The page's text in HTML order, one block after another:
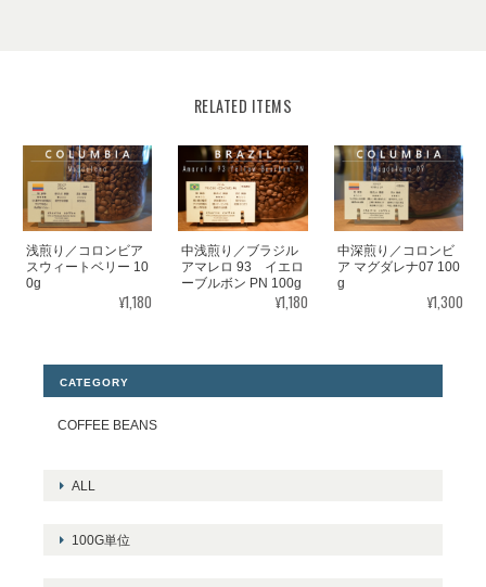
RELATED ITEMS
浅煎り／コロンビア
スウィートベリー 10
0g
¥1,180
中浅煎り／ブラジル
アマレロ 93 イエロ
ーブルボン PN 100g
¥1,180
中深煎り／コロンビ
ア マグダレナ07 100
g
¥1,300
CATEGORY
COFFEE BEANS
ALL
100G単位